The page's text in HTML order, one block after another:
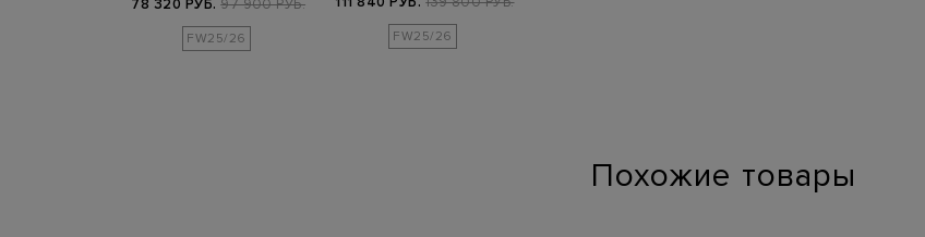
78 320 РУБ. 97 900 РУБ.
FW25/26 FW25/26
Похожие товары